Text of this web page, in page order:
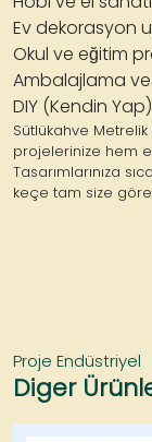
Ev dekorasyon
Okul ve eğitim
Ambalajlama
DIY (Kendin
Sütlükahve
projelerinize hem
Tasarımlarınıza
keçe tam size
Proje Endüstriyel
Diger